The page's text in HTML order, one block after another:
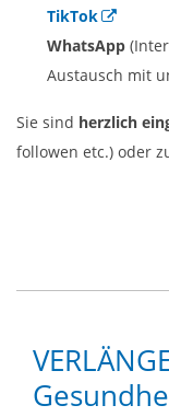
TikTok
WhatsApp
Austausch mit
Sie sind herzlich
followen etc.) oder